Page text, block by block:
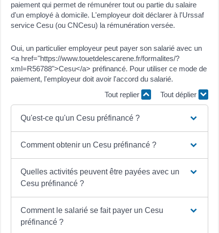
paiement qui permet de rémunérer tout ou partie du salaire
d'un employé à domicile. L'employeur doit déclarer à l'Urssaf
service Cesu (ou CNCesu) la rémunération versée.
Oui, un particulier employeur peut payer son salarié avec un
<a href="https://www.touetdelescarene.fr/formalites/?
xml=R56788">Cesu</a> préfinancé. Pour utiliser ce mode de
paiement, l'employeur doit avoir l'accord du salarié.
Tout replier
Tout déplier
Qu'est-ce qu'un Cesu préfinancé ?
Comment obtenir un Cesu préfinancé ?
Quelles activités peuvent être payées avec un
Cesu préfinancé ?
Comment le salarié se fait payer un Cesu
préfinancé ?